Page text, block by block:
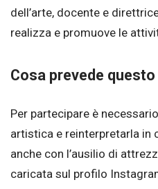
dell’arte, docente e
realizza e promuove le
Cosa prevede
Per partecipare è
artistica e reinterpretarla in
anche con l’ausilio di
caricata sul profilo